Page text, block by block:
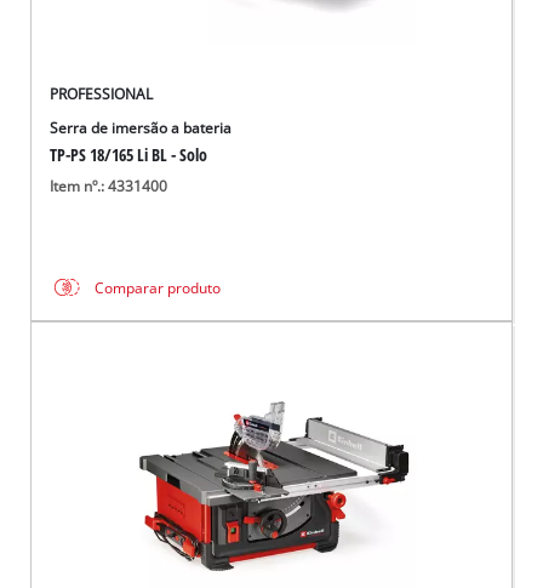
PROFESSIONAL
Serra de imersão a bateria
TP-PS 18/165 Li BL - Solo
Item nº.: 4331400
Comparar produto